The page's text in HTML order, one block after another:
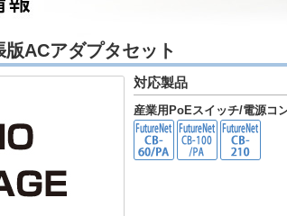
ACアダプタセット
対応製品
産業用PoEスイッチ/電源コ